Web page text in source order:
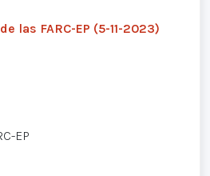
las FARC-EP (5-11-2023)
EP